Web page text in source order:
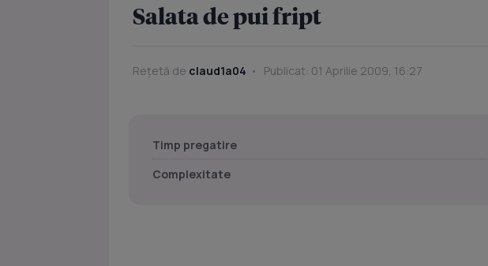
Salata de pui fript
Rețetă de claud1a04 Publicat: 01 Aprilie 2009, 16:27
Timp pregatire
Complexitate